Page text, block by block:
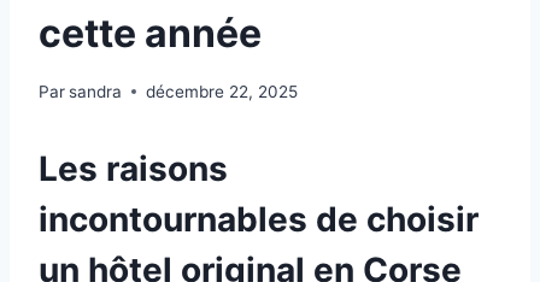
cette année
Parsandra décembre 22, 2025
Les raisons
incontournables de choisir
un hôtel original en Corse